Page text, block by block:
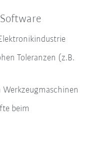
Toleranzen (z.B.
Werkzeugmaschinen
beim